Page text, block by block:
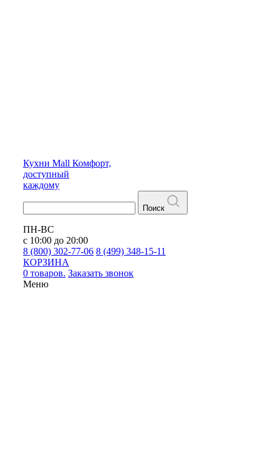
Кухни Mall Комфорт,
доступный
каждому
Поиск
ПН-ВС
с 10:00 до 20:00
8 (800) 302-77-06 8 (499) 348-15-11
КОРЗИНА
0 товаров. Заказать звонок
Меню